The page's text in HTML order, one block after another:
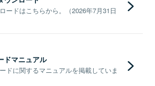
ードはこちらから。（2026年7月31日
ドマニュアル
ドに関するマニュアルを掲載していま